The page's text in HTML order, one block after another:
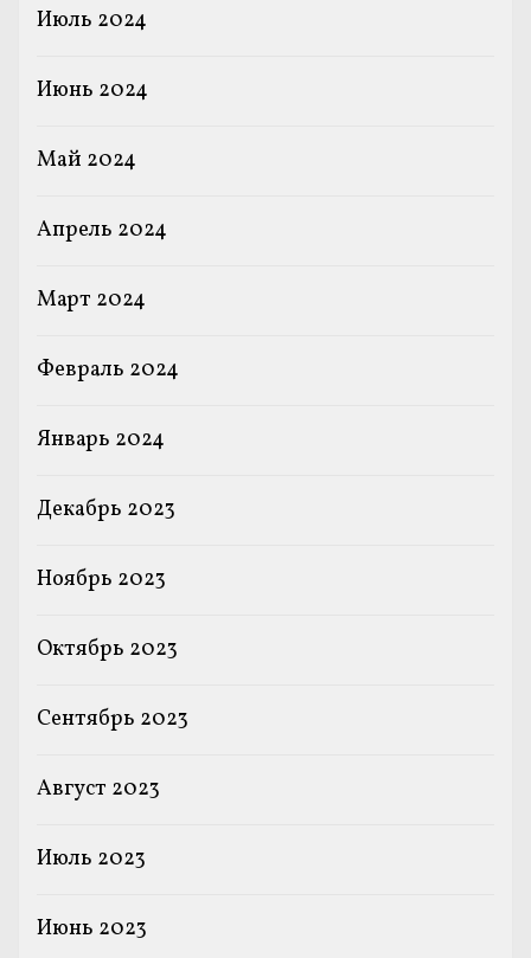
Июль 2024
Июнь 2024
Май 2024
Апрель 2024
Март 2024
Февраль 2024
Январь 2024
Декабрь 2023
Ноябрь 2023
Октябрь 2023
Сентябрь 2023
Август 2023
Июль 2023
Июнь 2023